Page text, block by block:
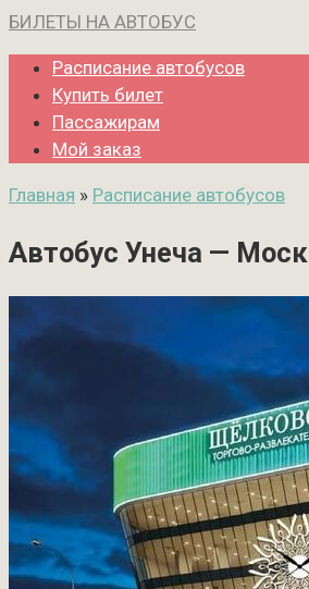
Перейти
контенту
БИЛЕТЫ НА АВТОБУС
Расписание автобусов
Купить билет
Пассажирам
Мой заказ
Главная » Расписание автобусов
Автобус Унеча —